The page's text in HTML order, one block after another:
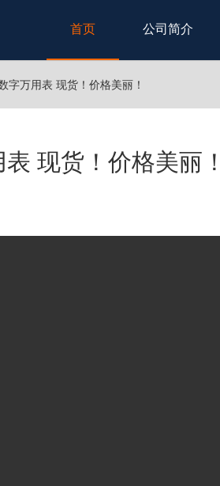
首页 公司简介
字万用表 现货！价格美丽！
现货！价格美丽！